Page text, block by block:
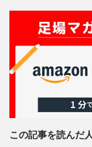
この記事を読んだ